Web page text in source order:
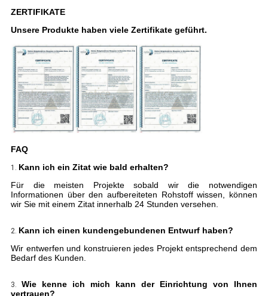
ZERTIFIKATE
Unsere Produkte haben viele Zertifikate geführt.
FAQ
1. Kann ich ein Zitat wie bald erhalten?
Für die meisten Projekte sobald wir die notwendigen
Informationen über den aufbereiteten Rohstoff wissen, können
wir Sie mit einem Zitat innerhalb 24 Stunden versehen.
2. Kann ich einen kundengebundenen Entwurf haben?
Wir entwerfen und konstruieren jedes Projekt entsprechend dem
Bedarf des Kunden.
3. Wie kenne ich mich kann der Einrichtung von Ihnen
vertrauen?